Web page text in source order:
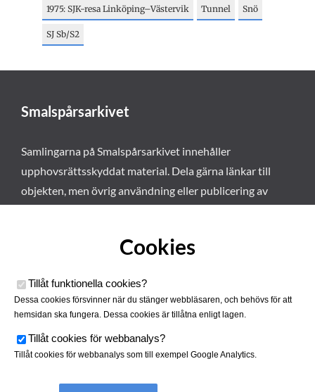
1975: SJK-resa Linköping–Västervik Tunnel Snö
SJ Sb/S2
Smalspårsarkivet
Samlingarna på Smalspårsarkivet innehåller
upphovsrättsskyddat material. Dela gärna länkar till
objekten, men övrig användning eller publicering av
Cookies
Tillåt funktionella cookies?
Dessa cookies försvinner när du stänger webbläsaren, och behövs för att
hemsidan ska fungera. Dessa cookies är tillåtna enligt lagen.
Tillåt cookies för webbanalys?
Tillåt cookies för webbanalys som till exempel Google Analytics.